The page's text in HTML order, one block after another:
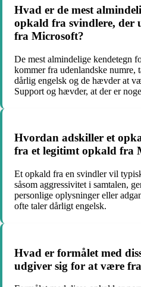
Hvad er de mest
opkald fra svindlere, der
fra Microsoft?
De mest almindelige kendetegn
kommer fra udenlandske numre,
dårlig engelsk og de hævder at
Support og hævder, at der er
Hvordan adskiller et
fra et legitimt opkald fra
Et opkald fra en svindler vil
såsom aggressivitet i samtalen,
personlige oplysninger eller
ofte taler dårligt engelsk.
Hvad er formålet med
udgiver sig for at være